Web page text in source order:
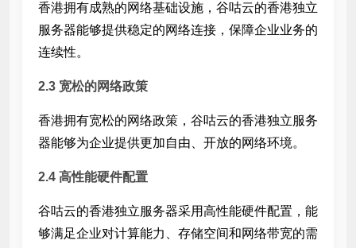
香港拥有成熟的网络基础设施，谷咕云的香港独立
服务器能够提供稳定的网络连接，保障企业业务的
连续性。
2.3 宽松的网络政策
香港拥有宽松的网络政策，谷咕云的香港独立服务
器能够为企业提供更加自由、开放的网络环境。
2.4 高性能硬件配置
谷咕云的香港独立服务器采用高性能硬件配置，能
够满足企业对计算能力、存储空间和网络带宽的需